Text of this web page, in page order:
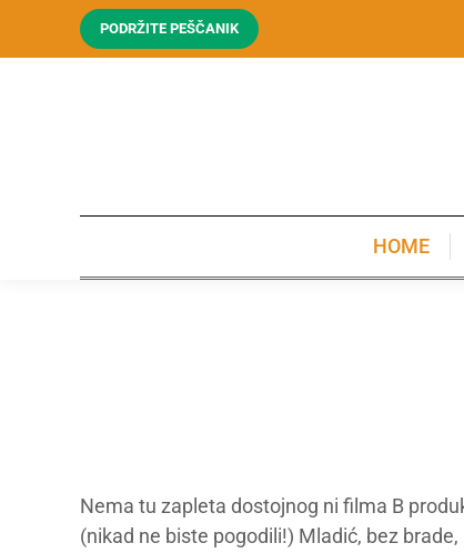
PODRŽITE PEŠČANIK
HOME
Nema tu zapleta dostojnog ni filma B
(nikad ne biste pogodili!) Mladić, bez